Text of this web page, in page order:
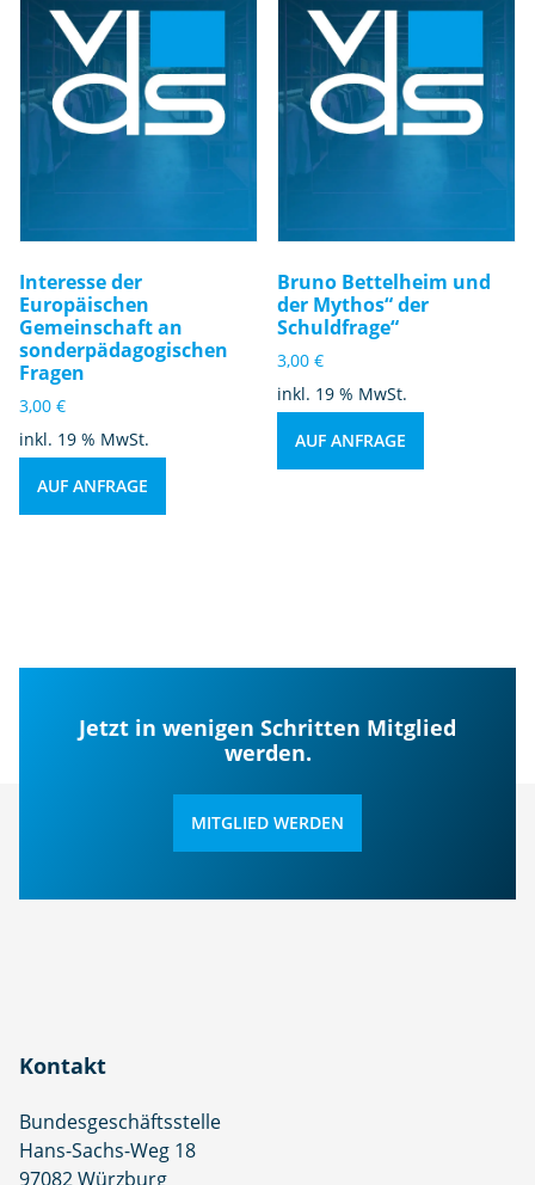
Interesse der
Europäischen
Gemeinschaft an
sonderpädagogischen
Fragen
3,00 €
inkl. 19 % MwSt.
AUF ANFRAGE
Bruno Bettelheim und
der Mythos“ der
Schuldfrage“
3,00€
inkl. 19 % MwSt.
AUF ANFRAGE
Jetzt in wenigen Schritten Mitglied
werden.
MITGLIED WERDEN
Kontakt
Bundesgeschäftsstelle
Hans-Sachs-Weg 18
97082 Würzburg